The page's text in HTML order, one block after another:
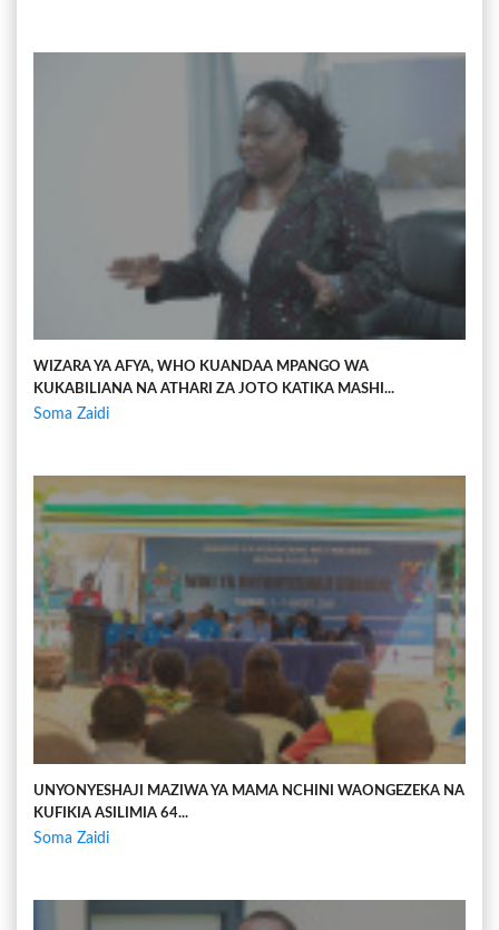
WIZARA YA AFYA, WHO KUANDAA MPANGO WA
KUKABILIANA NA ATHARI ZA JOTO KATIKA MASHI...
Soma Zaidi
UNYONYESHAJI MAZIWA YA MAMA NCHINI WAONGEZEKA NA
KUFIKIA ASILIMIA 64...
Soma Zaidi